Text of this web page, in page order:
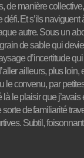
de manière
défi. Et s’ils naviguent
autre. Sous un
de sable qui
d’incertitude qui
ailleurs, plus loin,
le convenu, par
là le plaisir que
de familiarité
Subtil,